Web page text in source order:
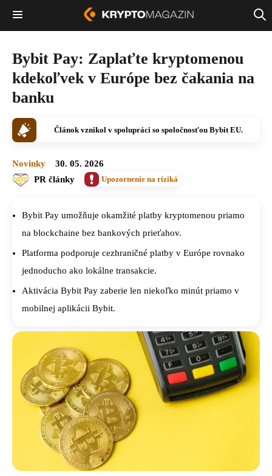
Bybit Pay: Zaplaťte kryptomenou
kdekoľvek v Európe bez čakania na
banku
Článok vznikol v spolupráci so spoločnosťou Bybit EU.
Novinky
30. 05. 2026
PR články
Upozornenie na riziká
Bybit Pay umožňuje okamžité platby kryptomenou priamo
na blockchaine bez bankových prieťahov.
Platforma podporuje cezhraničné platby v Európe rovnako
jednoducho ako lokálne transakcie.
Aktivácia Bybit Pay zaberie len niekoľko minút priamo v
mobilnej aplikácii Bybit.